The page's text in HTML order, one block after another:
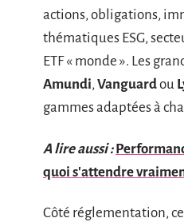
actions, obligations,
thématiques ESG,
ETF « monde ». Les
Amundi,Vanguardou
gammes adaptées à
A lire aussi :
quoi s'attendre
Côté réglementation,